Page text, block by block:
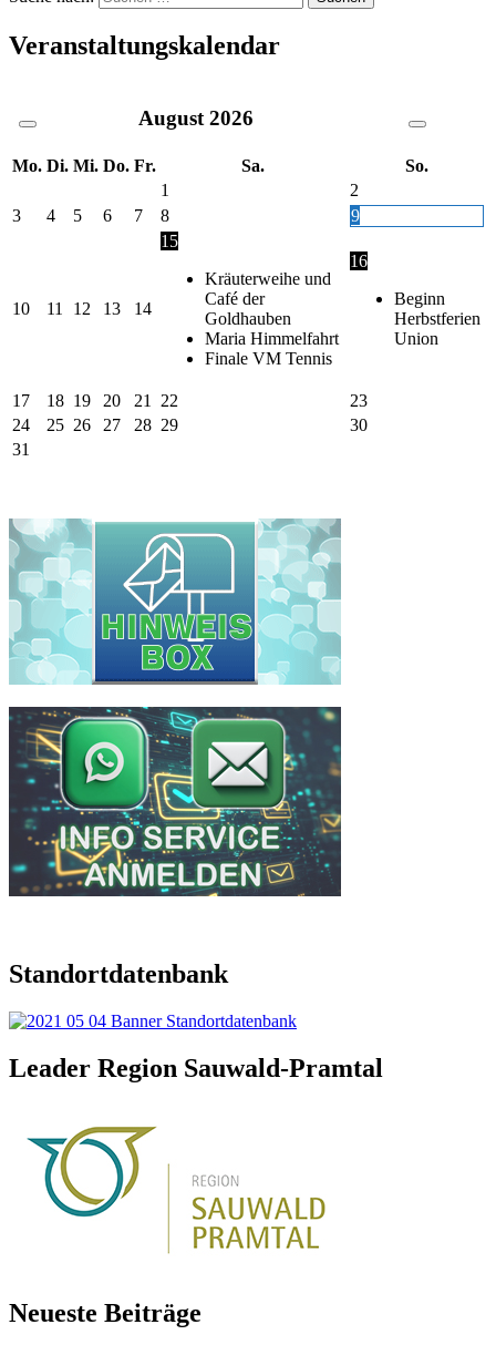
Veranstaltungskalendar
August 2026
Mo. Di. Mi. Do. Fr. Sa.
So.
1
2
3
4 5 6 7 8 9
10 11 12 13 14
15
Kräuterweihe und
Café der
Goldhauben
Maria Himmelfahrt
Finale VM Tennis
16
Beginn
Herbstferien
Union
17 18 19 20 21 22
23
24
25 26 27 28 29
30
31
Standortdatenbank
Leader Region Sauwald-Pramtal
Neueste Beiträge